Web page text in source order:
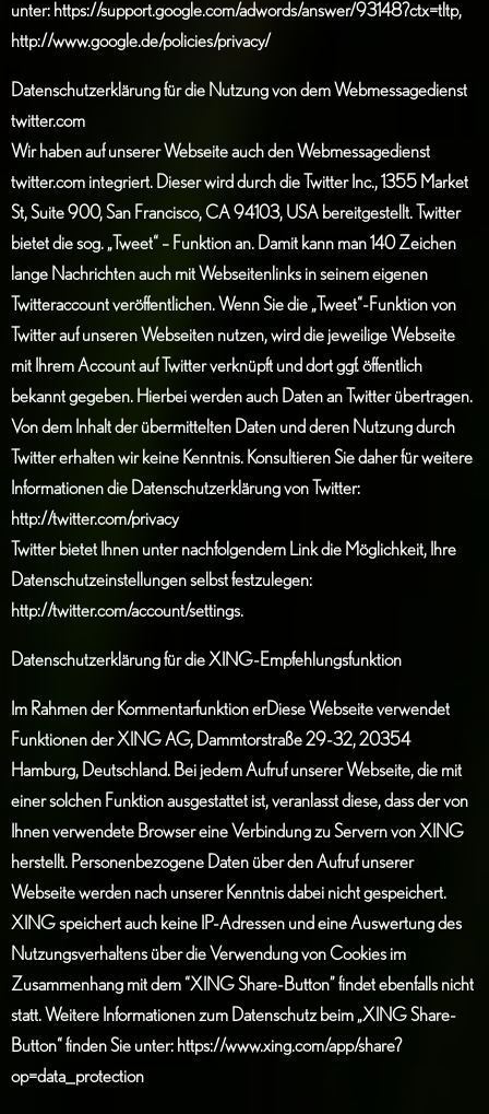
unter: https://support.google.com/adwords/answer/93148?ctx=tltp,
http://www.google.de/policies/privacy/
Datenschutzerklärung für die Nutzung von dem Webmessagedienst
twitter.com
Wir haben auf unserer Webseite auch den Webmessagedienst
twitter.com integriert. Dieser wird durch die Twitter Inc., 1355 Market
St, Suite 900, San Francisco, CA 94103, USA bereitgestellt. Twitter
bietet die sog. „Tweet“ – Funktion an. Damit kann man 140 Zeichen
lange Nachrichten auch mit Webseitenlinks in seinem eigenen
Twitteraccount veröffentlichen. Wenn Sie die „Tweet“-Funktion von
Twitter auf unseren Webseiten nutzen, wird die jeweilige Webseite
mit Ihrem Account auf Twitter verknüpft und dort ggf. öffentlich
bekannt gegeben. Hierbei werden auch Daten an Twitter übertragen.
Von dem Inhalt der übermittelten Daten und deren Nutzung durch
Twitter erhalten wir keine Kenntnis. Konsultieren Sie daher für weitere
Informationen die Datenschutzerklärung von Twitter:
http://twitter.com/privacy
Twitter bietet Ihnen unter nachfolgendem Link die Möglichkeit, Ihre
Datenschutzeinstellungen selbst festzulegen:
http://twitter.com/account/settings.
Datenschutzerklärung für die XING-Empfehlungsfunktion
Im Rahmen der Kommentarfunktion erDiese Webseite verwendet
Funktionen der XING AG, Dammtorstraße 29-32, 20354
Hamburg, Deutschland. Bei jedem Aufruf unserer Webseite, die mit
einer solchen Funktion ausgestattet ist, veranlasst diese, dass der von
Ihnen verwendete Browser eine Verbindung zu Servern von XING
herstellt. Personenbezogene Daten über den Aufruf unserer
Webseite werden nach unserer Kenntnis dabei nicht gespeichert.
XING speichert auch keine IP-Adressen und eine Auswertung des
Nutzungsverhaltens über die Verwendung von Cookies im
Zusammenhang mit dem “XING Share-Button” findet ebenfalls nicht
statt. Weitere Informationen zum Datenschutz beim „XING Share-
Button“ finden Sie unter: https://www.xing.com/app/share?
op=data_protection